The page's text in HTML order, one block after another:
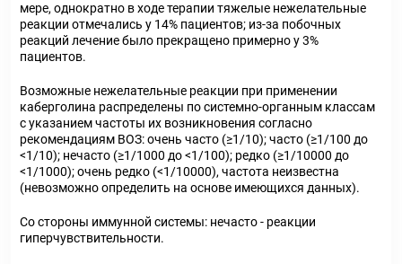
мере, однократно в ходе терапии тяжелые нежелательные
реакции отмечались у 14% пациентов; из-за побочных
реакций лечение было прекращено примерно у 3%
пациентов.
Возможные нежелательные реакции при применении
каберголина распределены по системно-органным классам
с указанием частоты их возникновения согласно
рекомендациям ВОЗ: очень часто (≥1/10); часто (≥1/100 до
<1/10); нечасто (≥1/1000 до <1/100); редко (≥1/10000 до
<1/1000); очень редко (<1/10000), частота неизвестна
(невозможно определить на основе имеющихся данных).
Со стороны иммунной системы: нечасто - реакции
гиперчувствительности.